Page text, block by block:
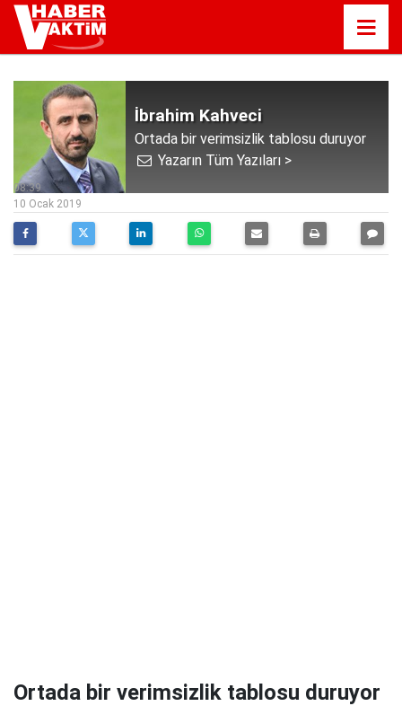
İbrahim Kahveci
Ortada bir verimsizlik tablosu duruyor
Yazarın Tüm Yazıları >
08:39
10 Ocak 2019
Ortada bir verimsizlik tablosu duruyor